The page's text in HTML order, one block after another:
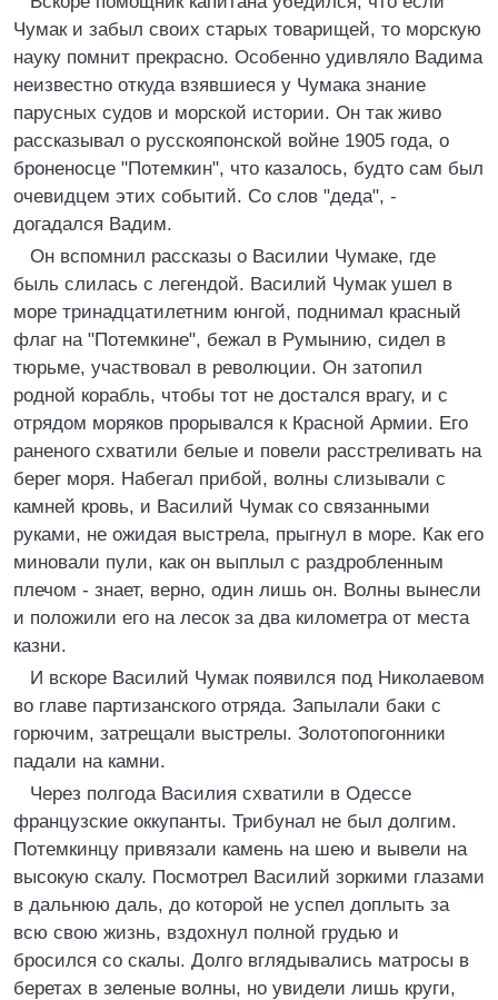
Чумак и забыл своих старых товарищей, то морскую
науку помнит прекрасно. Особенно удивляло Вадима
неизвестно откуда взявшиеся у Чумака знание
парусных судов и морской истории. Он так живо
рассказывал о русскояпонской войне 1905 года, о
броненосце "Потемкин", что казалось, будто сам был
очевидцем этих событий. Со слов "деда", -
догадался Вадим.
Он вспомнил рассказы о Василии Чумаке, где
быль слилась с легендой. Василий Чумак ушел в
море тринадцатилетним юнгой, поднимал красный
флаг на "Потемкине", бежал в Румынию, сидел в
тюрьме, участвовал в революции. Он затопил
родной корабль, чтобы тот не достался врагу, и с
отрядом моряков прорывался к Красной Армии. Его
раненого схватили белые и повели расстреливать на
берег моря. Набегал прибой, волны слизывали с
камней кровь, и Василий Чумак со связанными
руками, не ожидая выстрела, прыгнул в море. Как его
миновали пули, как он выплыл с раздробленным
плечом - знает, верно, один лишь он. Волны вынесли
и положили его на лесок за два километра от места
казни.
И вскоре Василий Чумак появился под Николаевом
во главе партизанского отряда. Запылали баки с
горючим, затрещали выстрелы. Золотопогонники
падали на камни.
Через полгода Василия схватили в Одессе
французские оккупанты. Трибунал не был долгим.
Потемкинцу привязали камень на шею и вывели на
высокую скалу. Посмотрел Василий зоркими глазами
в дальнюю даль, до которой не успел доплыть за
всю свою жизнь, вздохнул полной грудью и
бросился со скалы. Долго вглядывались матросы в
беретах в зеленые волны, но увидели лишь круги,